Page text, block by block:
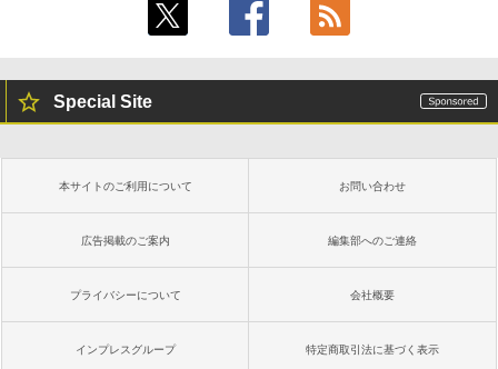
Special Site
本サイトのご利用について お問い合わせ
広告掲載のご案内 編集部へのご連絡
プライバシーについて 会社概要
インプレスグループ 特定商取引法に基づく表示